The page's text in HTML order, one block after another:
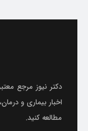
دکتر نیوز مرجع
اخبار بیماری و
مطالعه کنید.